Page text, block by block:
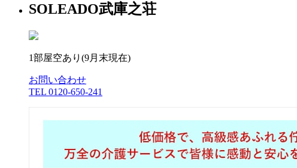
SOLEADO武庫之荘
1部屋空あり(9月末現在)
お問い合わせ
TEL 0120-650-241